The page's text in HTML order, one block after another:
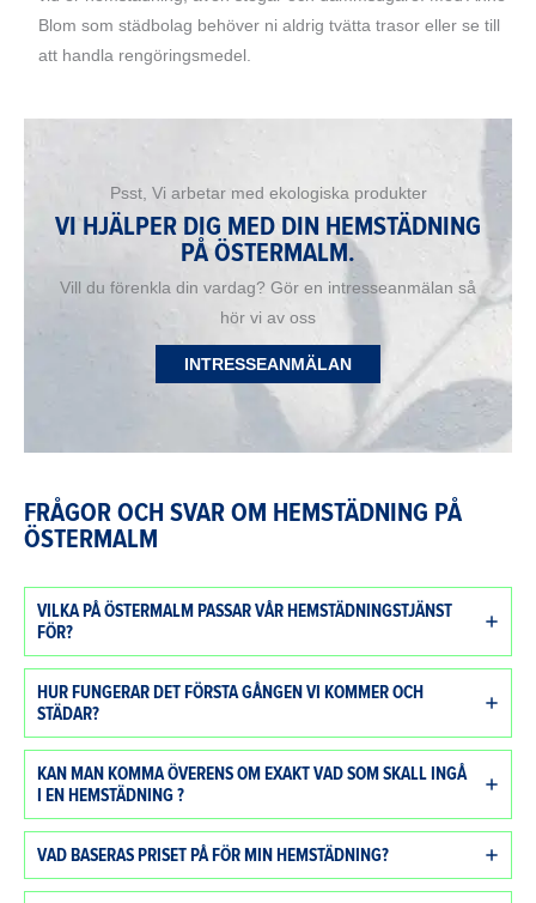
Blom som städbolag behöver ni aldrig tvätta trasor eller se till
att handla rengöringsmedel.
Psst, Vi arbetar med ekologiska produkter
VI HJÄLPER DIG MED DIN HEMSTÄDNING
PÅ ÖSTERMALM.
Vill du förenkla din vardag? Gör en intresseanmälan så
hör vi av oss
INTRESSEANMÄLAN
FRÅGOR OCH SVAR OM HEMSTÄDNING PÅ
ÖSTERMALM
VILKA PÅ ÖSTERMALM PASSAR VÅR HEMSTÄDNINGSTJÄNST
FÖR?
HUR FUNGERAR DET FÖRSTA GÅNGEN VI KOMMER OCH
STÄDAR?
KAN MAN KOMMA ÖVERENS OM EXAKT VAD SOM SKALL INGÅ
I EN HEMSTÄDNING ?
VAD BASERAS PRISET PÅ FÖR MIN HEMSTÄDNING?